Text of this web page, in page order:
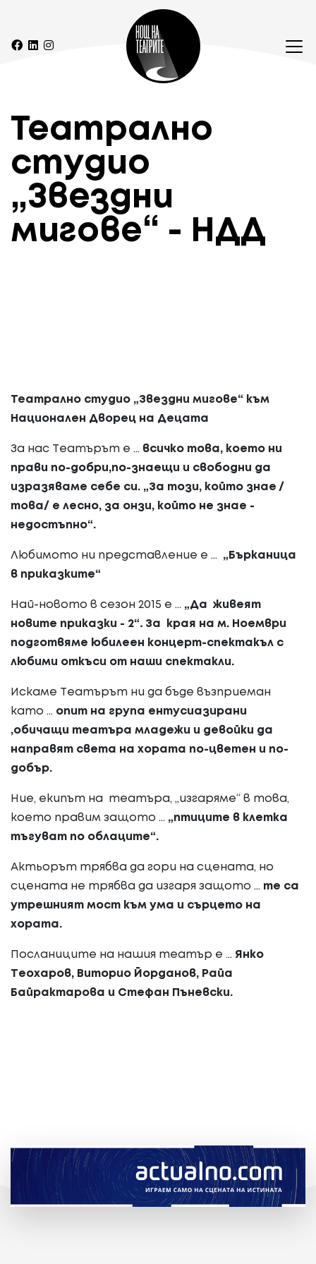
Teaтрално
студио
„Звездни
мигове“ - НДД
Teaтрално студио „Звездни мигове“ към
Национален Дворец на Децата
За нас Театърът е ... всичко това, което ни
прави по-добри,по-знаещи и свободни да
изразяваме себе си. „За този, който знае /
това/ е лесно, за онзи, който не знае -
недостъпно“.
Любимото ни представление е ... „Бърканица
в приказките“
Най-новото в сезон 2015 е ... „Да живеят
новите приказки - 2“. За края на м. Ноември
подготвяме юбилеен концерт-спектакъл с
любими откъси от наши спектакли.
Искаме Театърът ни да бъде възприеман
като ... опит на група ентусиазирани
,обичащи театъра младежи и девойки да
направят света на хората по-цветен и по-
добър.
Ние, екипът на театъра, „изгаряме“ в това,
което правим защото ... „птиците в клетка
тъгуват по облаците“.
Актьорът трябва да гори на сцената, но
сцената не трябва да изгаря защото ... те са
утрешният мост към ума и сърцето на
хората.
Посланиците на нашия театър е ... Янко
Теохаров, Виторио Йорданов, Райа
Байрактарова и Стефан Пъневски.